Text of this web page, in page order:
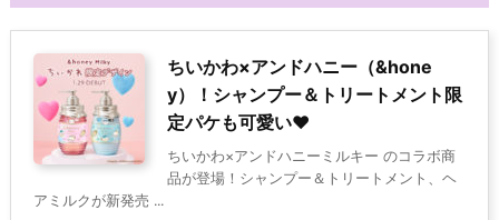
ちいかわ×アンドハニー（&hone
y）！シャンプー＆トリートメント限
定パケも可愛い♥
ちいかわ×アンドハニーミルキー のコラボ商
品が登場！シャンプー＆トリートメント、ヘ
アミルクが新発売 ...